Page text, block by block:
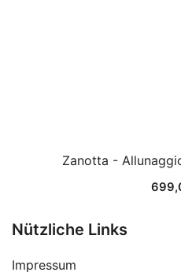
Zanotta -
Nützliche Links
Impressum